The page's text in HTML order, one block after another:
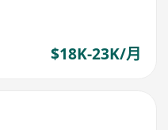
$18K-23K/月